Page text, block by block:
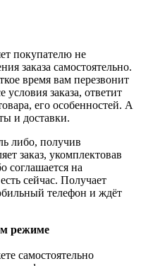
покупателю не
заказа самостоятельно.
время вам перезвонит
заказа, ответит
его особенностей. А
и доставки.
либо, получив
заказ, укомплектовав
соглашается на
сейчас. Получает
телефон и ждёт
режиме
самостоятельно